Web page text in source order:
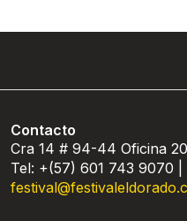
Contacto
Cra 14 # 94-44 Oficina
Tel: +(57) 601 743 9070